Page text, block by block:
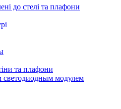
до стелі та плафони
та плафони
светодиодным модулем